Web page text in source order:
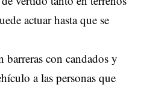
actuar hasta que se
barreras con candados y
a las personas que